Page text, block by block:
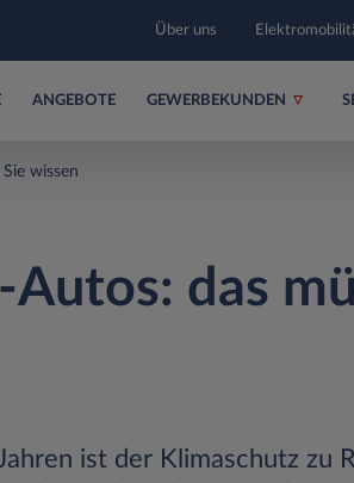
Über uns
ANGEBOTE GEWERBEKUNDEN
wissen
das
ist der Klimaschutz zu